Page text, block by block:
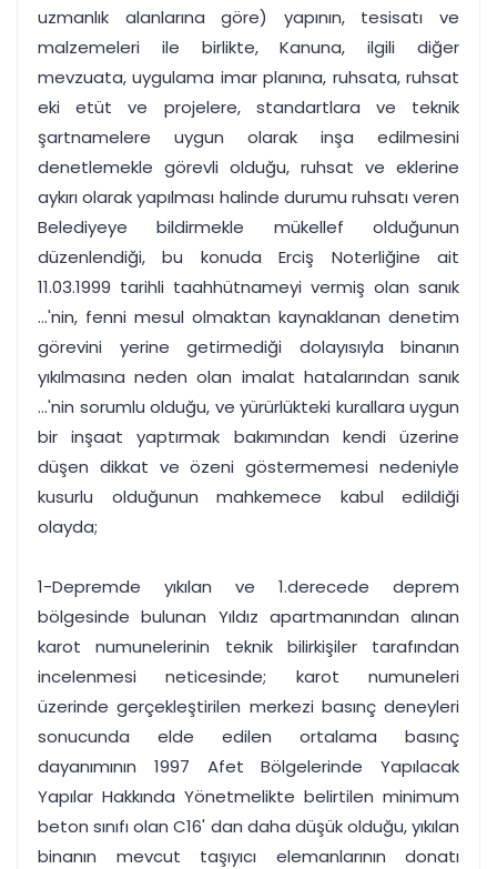
uzmanlık alanlarına göre) yapının, tesisatı ve
malzemeleri ile birlikte, Kanuna, ilgili diğer
mevzuata, uygulama imar planına, ruhsata, ruhsat
eki etüt ve projelere, standartlara ve teknik
şartnamelere uygun olarak inşa edilmesini
denetlemekle görevli olduğu, ruhsat ve eklerine
aykırı olarak yapılması halinde durumu ruhsatı veren
Belediyeye bildirmekle mükellef olduğunun
düzenlendiği, bu konuda Erciş Noterliğine ait
11.03.1999 tarihli taahhütnameyi vermiş olan sanık
...'nin, fenni mesul olmaktan kaynaklanan denetim
görevini yerine getirmediği dolayısıyla binanın
yıkılmasına neden olan imalat hatalarından sanık
...'nin sorumlu olduğu, ve yürürlükteki kurallara uygun
bir inşaat yaptırmak bakımından kendi üzerine
düşen dikkat ve özeni göstermemesi nedeniyle
kusurlu olduğunun mahkemece kabul edildiği
olayda;
1-Depremde yıkılan ve 1.derecede deprem
bölgesinde bulunan Yıldız apartmanından alınan
karot numunelerinin teknik bilirkişiler tarafından
incelenmesi neticesinde; karot numuneleri
üzerinde gerçekleştirilen merkezi basınç deneyleri
sonucunda elde edilen ortalama basınç
dayanımının 1997 Afet Bölgelerinde Yapılacak
Yapılar Hakkında Yönetmelikte belirtilen minimum
beton sınıfı olan C16' dan daha düşük olduğu, yıkılan
binanın mevcut taşıyıcı elemanlarının donatı